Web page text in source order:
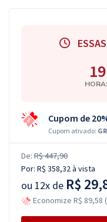
19
Cupom de
Cupom ativado:
De: R$ 447,90
Por: R$ 358,32à vista
ou 12x de R$
Economize R$ 89,58